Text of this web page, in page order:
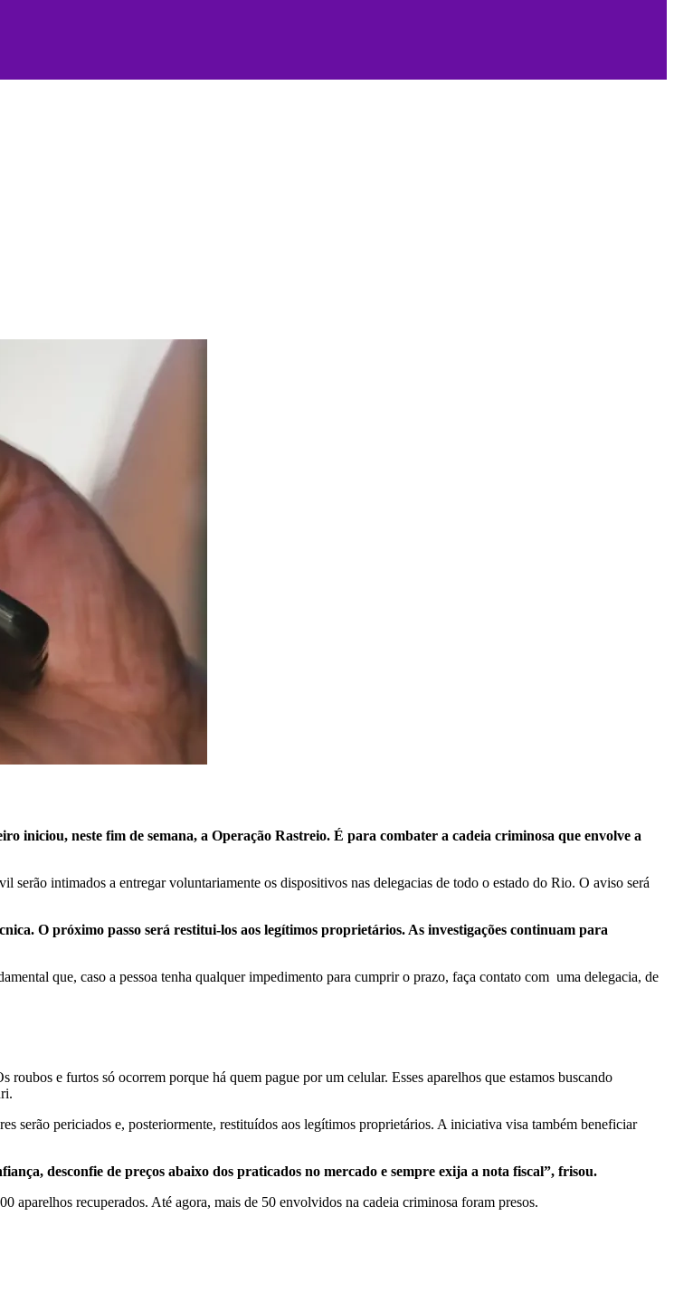
iniciou, neste fim de semana, a Operação Rastreio. É para combater a cadeia criminosa que envolve a
intimados a entregar voluntariamente os dispositivos nas delegacias de todo o estado do Rio. O aviso será
O próximo passo será restitui-los aos legítimos proprietários. As investigações continuam para
que, caso a pessoa tenha qualquer impedimento para cumprir o prazo, faça contato com uma delegacia, de
e furtos só ocorrem porque há quem pague por um celular. Esses aparelhos que estamos buscando
serão periciados e, posteriormente, restituídos aos legítimos proprietários. A iniciativa visa também beneficiar
desconfie de preços abaixo dos praticados no mercado e sempre exija a nota fiscal”, frisou.
aparelhos recuperados. Até agora, mais de 50 envolvidos na cadeia criminosa foram presos.